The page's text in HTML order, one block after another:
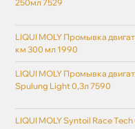
250мл 7529
LIQUI MOLY Промывка
км 300 мл 1990
LIQUI MOLY Промывка
Spulung Light 0,3л 7590
LIQUI MOLY Syntoil Race